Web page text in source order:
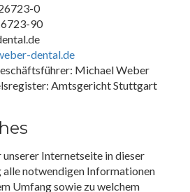
0
90
dental.de
Michael Weber
Amtsgericht Stuttgart
Internetseite in dieser
notwendigen Informationen
Umfang sowie zu welchem